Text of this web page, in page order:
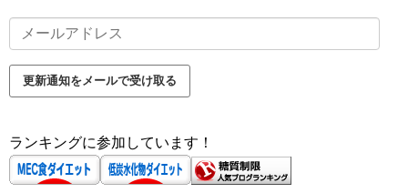
ー
ア
レ
ス
更新通知をメールで受け取る
ランキングに参加しています！